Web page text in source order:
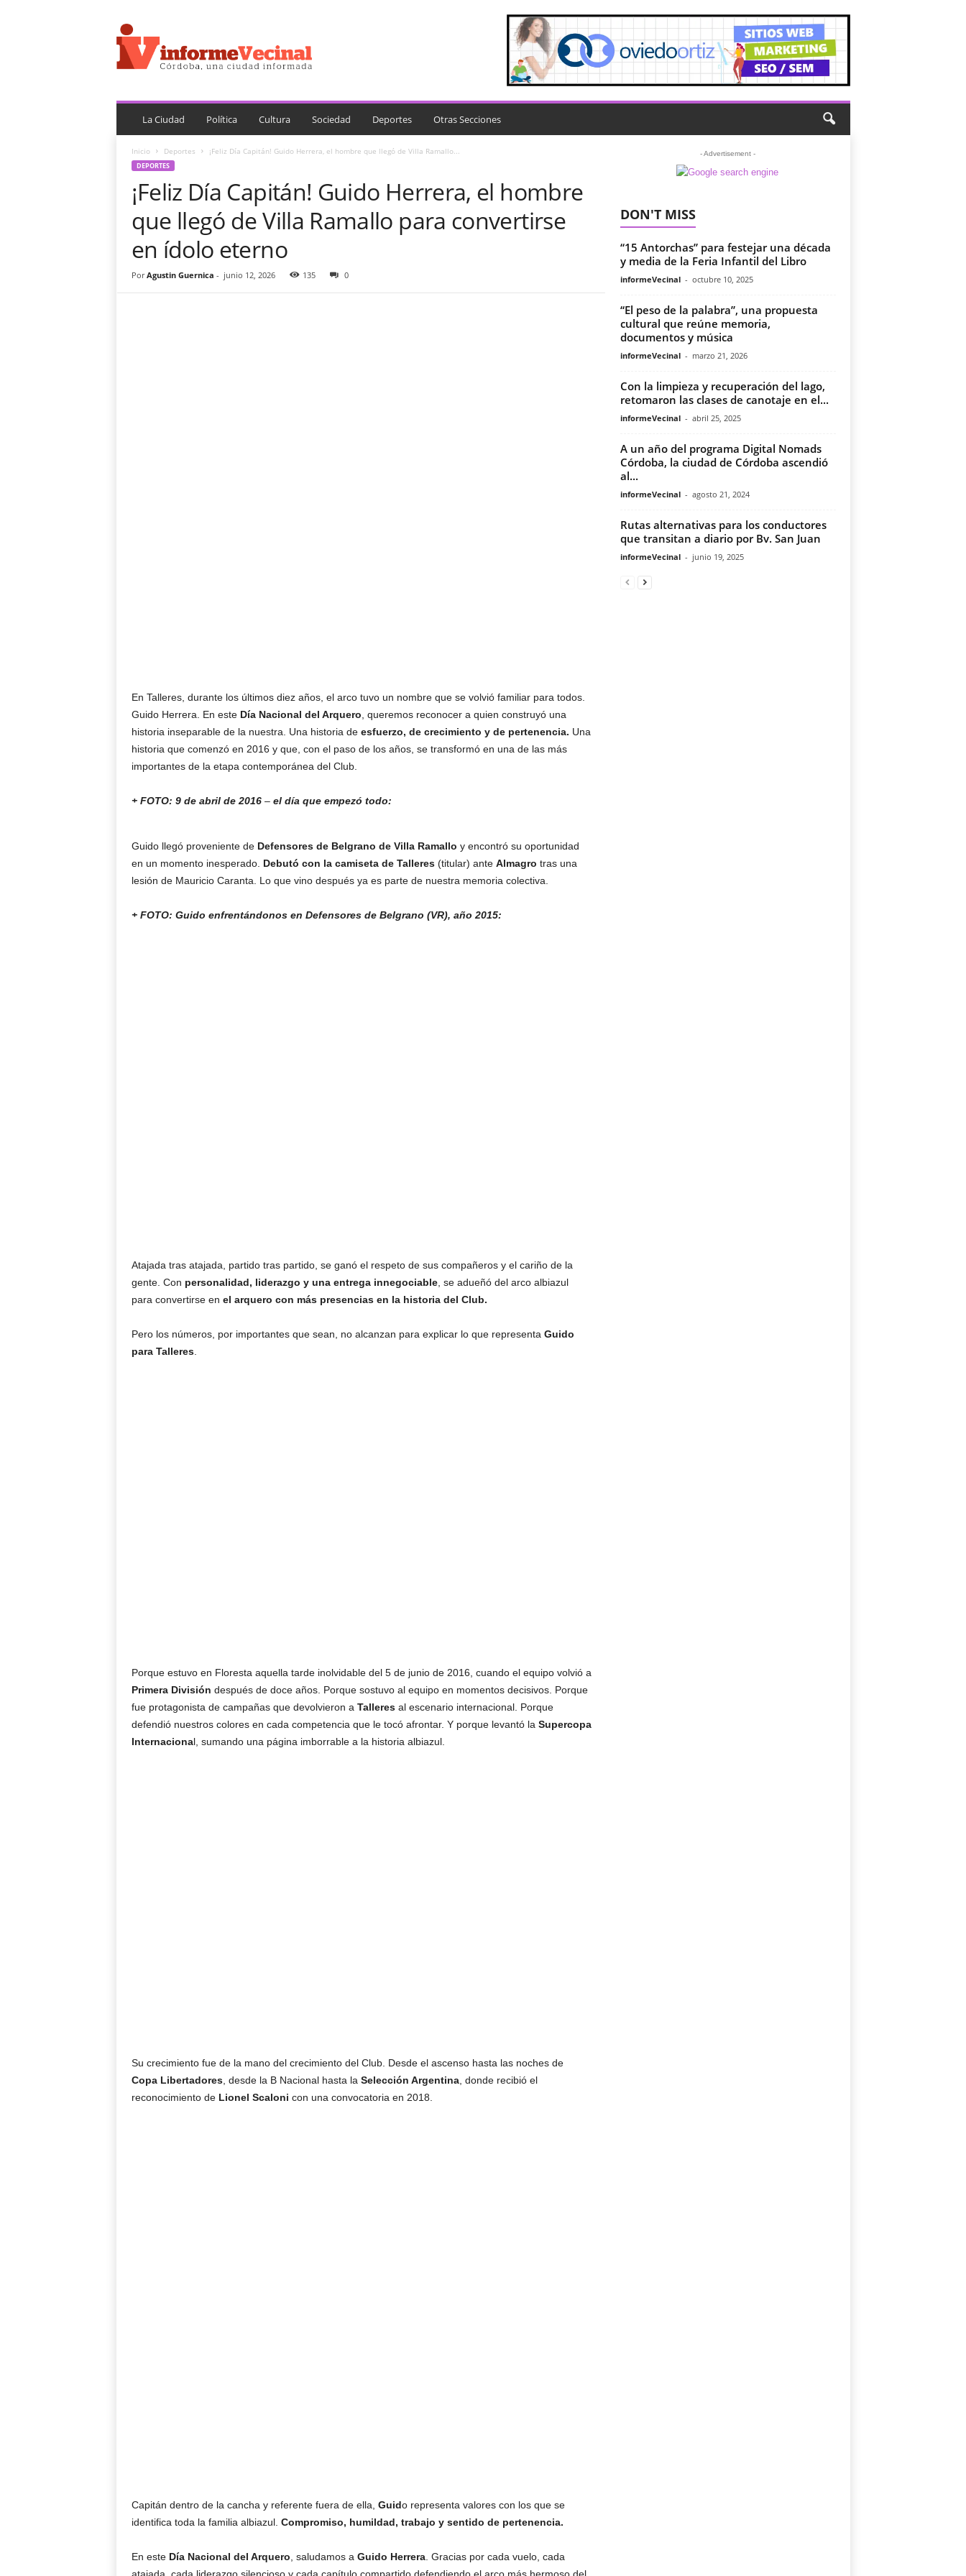
n
f
o
e
e
La Ciudad Política Cultura Sociedad Deportes Otras Secciones
Inicio Deportes ¡Feliz Día Capitán! Guido Herrera, el hombre que llegó de Villa Ramallo...
DEPORTES
¡Feliz Día Capitán! Guido Herrera, el hombre
que llegó de Villa Ramallo para convertirse
en ídolo eterno
Por Agustin Guernica - junio 12, 2026 135 0
En Talleres, durante los últimos diez años, el arco tuvo un nombre que se volvió familiar para todos.
Guido Herrera. En este Día Nacional del Arquero , queremos reconocer a quien construyó una
historia inseparable de la nuestra. Una historia de esfuerzo, de crecimiento y de pertenencia. Una
historia que comenzó en 2016 y que, con el paso de los años, se transformó en una de las más
importantes de la etapa contemporánea del Club.
+ FOTO: 9 de abril de 2016–el día que empezó todo:
Guido llegó proveniente de Defensores de Belgrano de Villa Ramallo y encontró su oportunidad
en un momento inesperado. Debutó con la camiseta de Talleres (titular) ante Almagro tras una
lesión de Mauricio Caranta. Lo que vino después ya es parte de nuestra memoria colectiva.
+ FOTO: Guido enfrentándonos en Defensores de Belgrano (VR), año 2015:
Atajada tras atajada, partido tras partido, se ganó el respeto de sus compañeros y el cariño de la
gente. Con personalidad, liderazgo y una entrega innegociable, se adueñó del arco albiazul
para convertirse en el arquero con más presencias en la historia del Club.
Pero los números, por importantes que sean, no alcanzan para explicar lo que representa Guido
para Talleres.
Porque estuvo en Floresta aquella tarde inolvidable del 5 de junio de 2016, cuando el equipo volvió a
Primera División después de doce años. Porque sostuvo al equipo en momentos decisivos. Porque
fue protagonista de campañas que devolvieron a Talleres al escenario internacional. Porque
defendió nuestros colores en cada competencia que le tocó afrontar. Y porque levantó la Supercopa
Internacional, sumando una página imborrable a la historia albiazul.
Su crecimiento fue de la mano del crecimiento del Club. Desde el ascenso hasta las noches de
Copa Libertadores, desde la B Nacional hasta la Selección Argentina, donde recibió el
reconocimiento de Lionel Scaloni con una convocatoria en 2018.
Capitán dentro de la cancha y referente fuera de ella, Guido representa valores con los que se
identifica toda la familia albiazul. Compromiso, humildad, trabajo y sentido de pertenencia.
En este Día Nacional del Arquero , saludamos a Guido Herrera. Gracias por cada vuelo, cada
- Advertisement -
DON'T MISS
“15 Antorchas” para festejar una década
y media de la Feria Infantil del Libro
informeVecinal - octubre 10, 2025
“El peso de la palabra”, una propuesta
cultural que reúne memoria,
documentos y música
informeVecinal - marzo 21, 2026
Con la limpieza y recuperación del lago,
retomaron las clases de canotaje en el...
informeVecinal - abril 25, 2025
A un año del programa Digital Nomads
Córdoba, la ciudad de Córdoba ascendió
al...
informeVecinal - agosto 21, 2024
Rutas alternativas para los conductores
que transitan a diario por Bv. San Juan
informeVecinal - junio 19, 2025